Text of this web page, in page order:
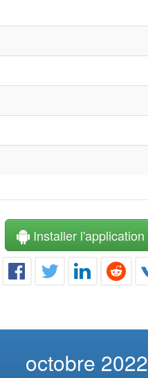
Installer l'application
octobre 2022